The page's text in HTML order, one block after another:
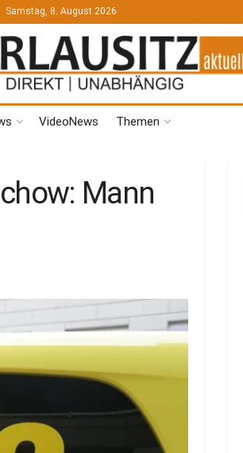
Samstag, 8. August 2026
VideoNews Themen
Mann